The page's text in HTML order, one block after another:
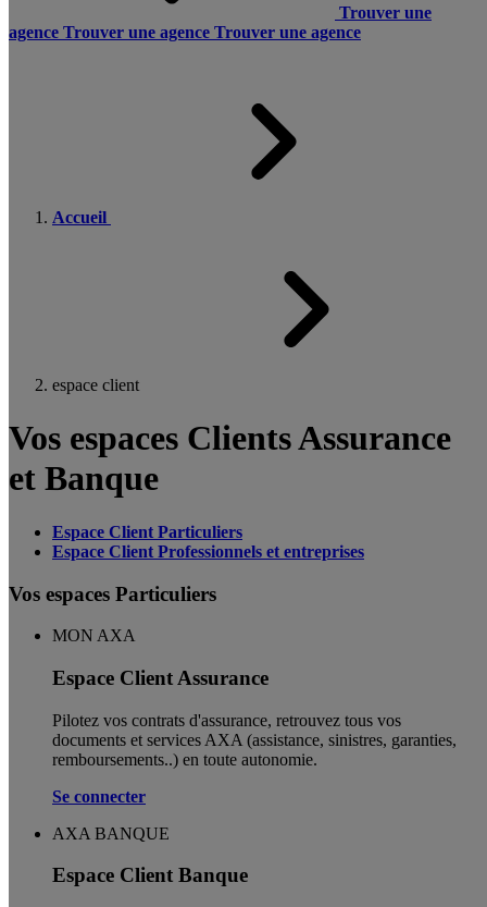
Trouver une
agence Trouver une agence Trouver une agence
Accueil
espace client
Vos espaces Clients Assurance
et Banque
Espace Client Particuliers
Espace Client Professionnels et entreprises
Vos espaces Particuliers
MON AXA
Espace Client Assurance
Pilotez vos contrats d'assurance, retrouvez tous vos
documents et services AXA (assistance, sinistres, garanties,
remboursements..) en toute autonomie. ​
Se connecter
AXA BANQUE
Espace Client Banque